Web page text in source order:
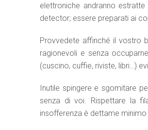
elettroniche andranno
detector; essere preparati ai
Provvedete affinché il vostro
ragionevoli e senza
(cuscino, cuffie, riviste, libri…)
Inutile spingere e sgomitare
senza di voi. Rispettare la
insofferenza è dettame